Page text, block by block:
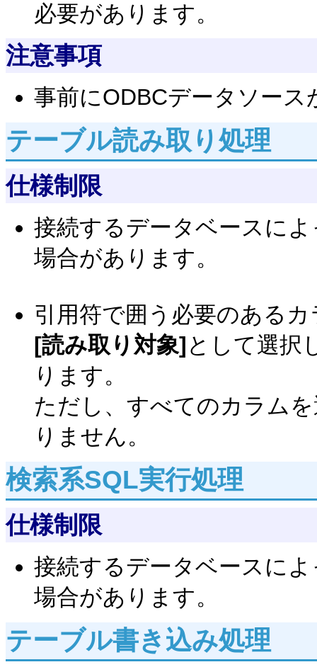
必要があります。
注意事項
事前にODBCデータソー
テーブル読み取り処理
仕様制限
接続するデータベースに
場合があります。
引用符で囲う必要のある
[読み取り対象]として選択
ります。
ただし、すべてのカラム
りません。
検索系SQL実行処理
仕様制限
接続するデータベースに
場合があります。
テーブル書き込み処理